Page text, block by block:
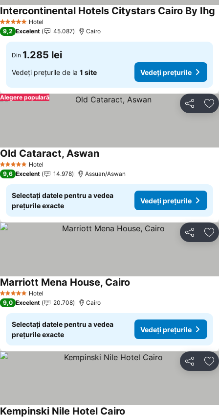
5 Stele Hotel
Intercontinental Hotels Citystars Cairo By Ihg
9,2 Excelent 45.087 Cairo
Din 1.285 lei
Vedeți prețurile de la 1 site Vedeți prețurile
Distribuiți
Alegere populară
5 Stele Hotel
Old Cataract, Aswan
9,6 Excelent 14.978 Assuan/Aswan
Selectați datele pentru a vedea
prețurile exacte
Vedeți prețurile
Distribuiți
5 Stele Hotel
Marriott Mena House, Cairo
9,0 Excelent 20.708 Cairo
Selectați datele pentru a vedea
prețurile exacte
Vedeți prețurile
Distribuiți
Kempinski Nile Hotel Cairo